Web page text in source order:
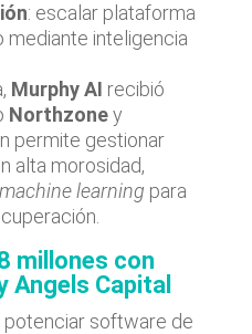
: escalar plataforma
inteligencia
Murphy AI recibió
Northzoney
permite gestionar
alta morosidad,
machine learning para
millones con
Angels Capital
potenciar software de